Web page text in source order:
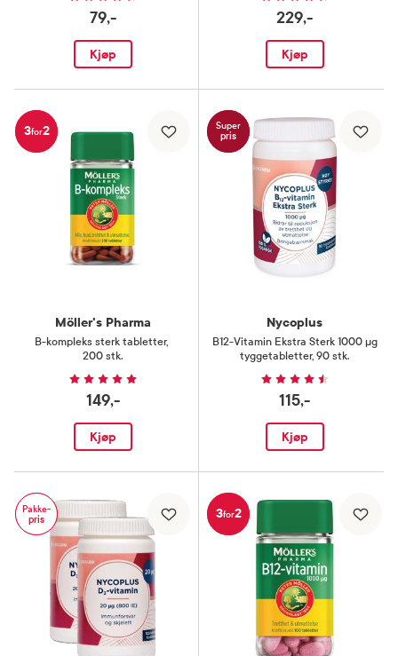
79,-
Kjøp
229,-
Kjøp
3for2
Möller's Pharma
B-kompleks sterk tabletter,
200 stk.
149,-
Kjøp
Super
pris
Nycoplus
B12-Vitamin Ekstra Sterk 1000 µg
tyggetabletter, 90 stk.
115,-
Kjøp
Pakke-
pris 3for2